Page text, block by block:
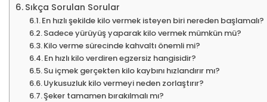
Sıkça Sorulan Sorular
En hızlı şekilde kilo vermek isteyen biri nereden başlamalı?
Sadece yürüyüş yaparak kilo vermek mümkün mü?
Kilo verme sürecinde kahvaltı önemli mi?
En hızlı kilo verdiren egzersiz hangisidir?
Su içmek gerçekten kilo kaybını hızlandırır mı?
Uykusuzluk kilo vermeyi neden zorlaştırır?
Şeker tamamen bırakılmalı mı?